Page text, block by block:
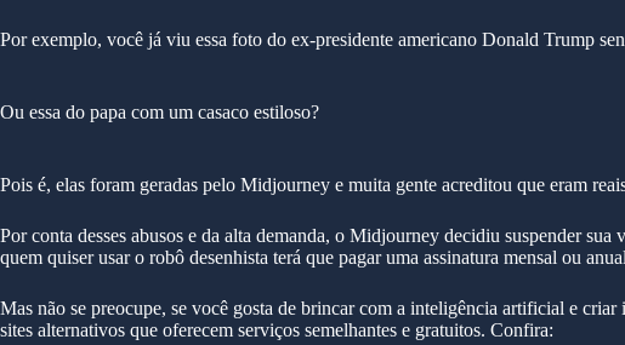
Por exemplo, você já viu essa foto do ex-presidente americano Donald Trump
Ou essa do papa com um casaco estiloso?
Pois é, elas foram geradas pelo Midjourney e muita gente acreditou que eram
Por conta desses abusos e da alta demanda, o Midjourney decidiu suspender
quem quiser usar o robô desenhista terá que pagar uma assinatura mensal ou
Mas não se preocupe, se você gosta de brincar com a inteligência artificial e
sites alternativos que oferecem serviços semelhantes e gratuitos. Confira: